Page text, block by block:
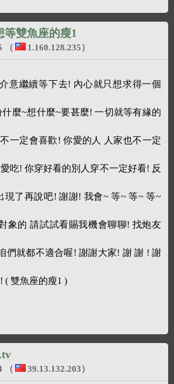
等雙魚座的瘦1
（ 1.160.128.235）
意繼續等下去! 內心就只想求得一個
麼~想什麼~要甚麼! 一切就等有緣的
一定會喜歡! 你愛的人 人家也不一定
吃! 你穿好看的別人穿不一定好看! 反
現了再說吧! 謝謝! 我會~ 等~ 等~ 等~
象的 請試試看賜我機會聊聊! 找炮友
們就都不適合喔! 謝謝大家! 謝 謝 ! 謝
( 雙魚座的瘦1 )
（ 39.13.132.203）